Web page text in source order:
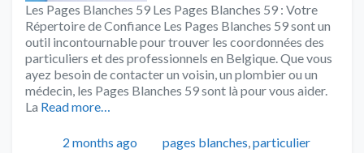
Les Pages Blanches 59 Les Pages Blanches 59 : Votre
Répertoire de Confiance Les Pages Blanches 59 sont un
outil incontournable pour trouver les coordonnées des
particuliers et des professionnels en Belgique. Que vous
ayez besoin de contacter un voisin, un plombier ou un
médecin, les Pages Blanches 59 sont là pour vous aider.
La Read more…
Publié2 months ago Catégories
pages blanches,particulier